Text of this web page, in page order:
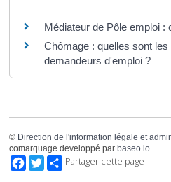
Médiateur de Pôle emploi
Chômage : quelles sont
demandeurs d'emploi ?
© Direction de l'information légale et
comarquage developpé par baseo.io
Facebook
TwitterPartager cette page